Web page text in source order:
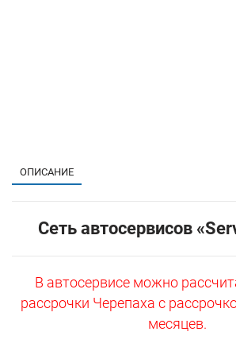
ОПИСАНИЕ
Сеть автосервисов
В автосервисе можно
рассрочки Черепаха с
месяцев.